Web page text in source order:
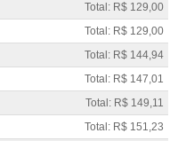
Total: R$ 129,00
Total: R$ 129,00
Total: R$ 144,94
Total: R$ 147,01
Total: R$ 149,11
Total: R$ 151,23